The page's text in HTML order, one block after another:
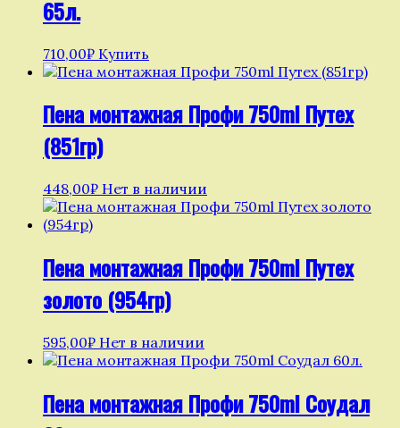
65л.
710,00₽ Купить
Пена монтажная Профи 750ml Путех
(851гр)
448,00₽ Нет в наличии
Пена монтажная Профи 750ml Путех
золото (954гр)
595,00₽ Нет в наличии
Пена монтажная Профи 750ml Соудал